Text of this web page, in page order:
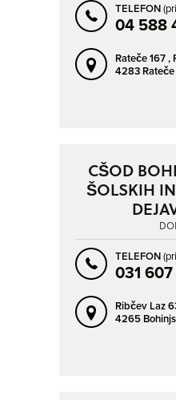
TELEFON
04 588
Rateče 167 ,
4283 Rateče
CŠOD
ŠOLSKIH
TELEFON
031
Ribčev Laz
4265